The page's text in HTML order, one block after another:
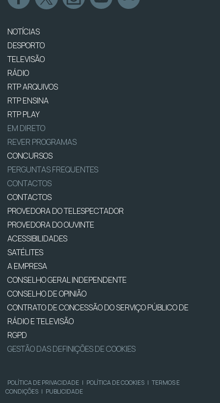
NOTÍCIAS
DESPORTO
TELEVISÃO
RÁDIO
RTP ARQUIVOS
RTP ENSINA
RTP PLAY
EM DIRETO
REVER PROGRAMAS
CONCURSOS
PERGUNTAS FREQUENTES
CONTACTOS
CONTACTOS
PROVEDORA DO TELESPECTADOR
PROVEDORA DO OUVINTE
ACESSIBILIDADES
SATÉLITES
A EMPRESA
CONSELHO GERAL INDEPENDENTE
CONSELHO DE OPINIÃO
CONTRATO DE CONCESSÃO DO SERVIÇO PÚBLICO DE
RÁDIO E TELEVISÃO
RGPD
GESTÃO DAS DEFINIÇÕES DE COOKIES
POLÍTICA DE PRIVACIDADE | POLÍTICA DE COOKIES | TERMOS E
CONDIÇÕES | PUBLICIDADE